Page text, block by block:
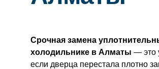
Срочная замена
холодильнике в Алматы — это
если дверца перестала плотно